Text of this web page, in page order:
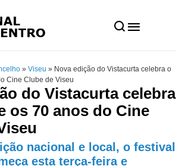
» Viseu » Nova edição do Vistacurta celebra o
Cine Clube de Viseu
do Vistacurta celebra
os 70 anos do Cine
nacional e local, o festival
esta terça-feira e